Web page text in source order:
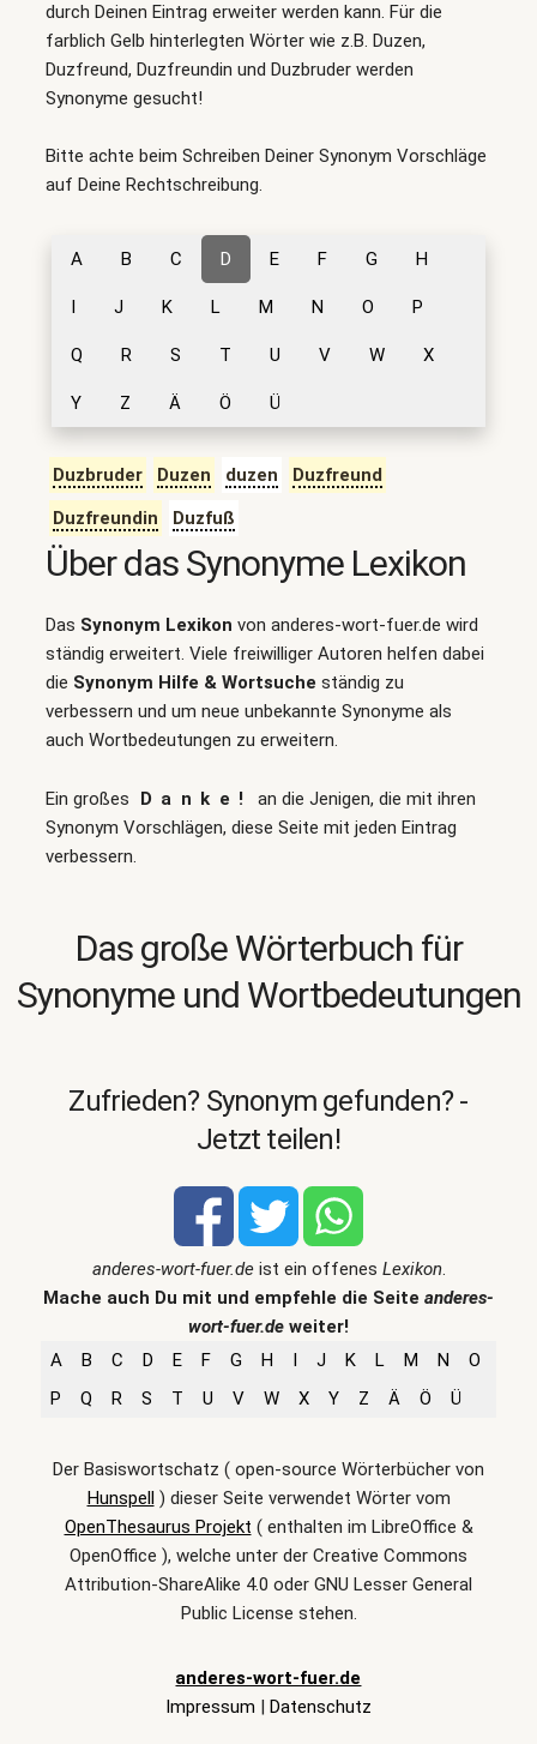
durch Deinen Eintrag erweiter werden kann. Für die
farblich Gelb hinterlegten Wörter wie z.B. Duzen,
Duzfreund, Duzfreundin und Duzbruder werden
Synonyme gesucht!
Bitte achte beim Schreiben Deiner Synonym Vorschläge
auf Deine Rechtschreibung.
A B C D E F G H
I J K L M N O P
Q R S T U V W X
Y Z Ä Ö Ü
Duzbruder Duzen duzen
Duzfreund
Duzfreundin
Duzfuß
Über das Synonyme Lexikon
Das Synonym Lexikon von anderes-wort-fuer.de wird
ständig erweitert. Viele freiwilliger Autoren helfen dabei
die Synonym Hilfe & Wortsuche ständig zu
verbessern und um neue unbekannte Synonyme als
auch Wortbedeutungen zu erweitern.
Ein großes Danke!
an die Jenigen, die mit ihren
Synonym Vorschlägen, diese Seite mit jeden Eintrag
verbessern.
Das große Wörterbuch für
Synonyme und Wortbedeutungen
Zufrieden? Synonym gefunden? -
Jetzt teilen!
anderes-wort-fuer.deist ein offenes Lexikon.
Mache auch Du mit und empfehle die Seite anderes-
wort-fuer.de weiter!
A
B C D E F G H I J K L M N
O
P
Q R S T U V W X Y Z Ä Ö Ü
Der Basiswortschatz ( open-source Wörterbücher von
Hunspell) dieser Seite verwendet Wörter vom
OpenThesaurus Projekt ( enthalten im LibreOffice &
OpenOffice ), welche unter der Creative Commons
Attribution-ShareAlike 4.0 oder GNU Lesser General
Public License stehen.
anderes-wort-fuer.de
Impressum | Datenschutz